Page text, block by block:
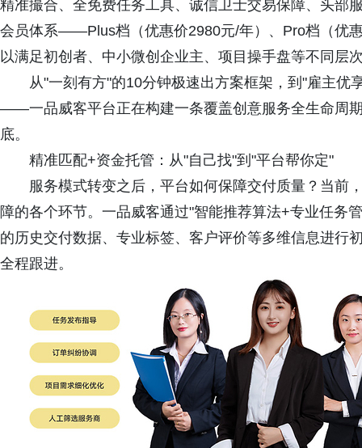
精准撮合、全免费任务工具、诚信卫士交易保障、头部
会员体系——Plus档（优惠价2980元/年）、Pro档（优
以满足初创者、中小微创企业主、项目操手盘等不同层
从"一刻有方"的10分钟极速出方案框架，到"雇主优
——一品威客平台正在构建一条覆盖创意服务全生命周
底。
精准匹配+资金托管：从"自己找"到"平台帮你定"
服务模式转变之后，平台如何保障交付质量？当前
障的各个环节。一品威客通过"智能推荐算法+专业任
的历史交付数据、专业标签、客户评价等多维信息进行
全程跟进。